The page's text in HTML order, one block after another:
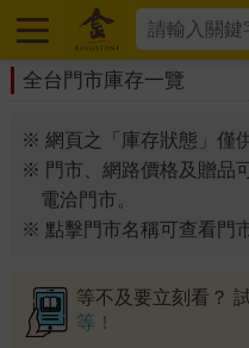
全台門市庫存一覽
※ 網頁之「庫存狀態」僅
※ 門市、網路價格及贈品
電洽門市。
※ 點擊門市名稱可查看門
等不及要立刻看？
等！